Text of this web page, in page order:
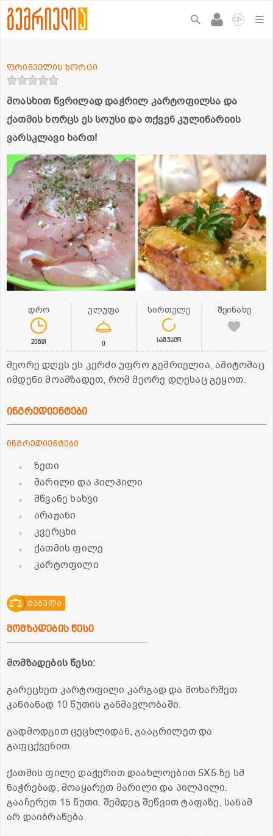
12+
მოასხით წვრილად დაჭრილ კარტოფილსა და
ქათმის ხორცს ეს სოუსი და თქვენ კულინარიის
ვარსკლავი ხართ!
ფრინველის ხორცი
დრო
20წთ
ულუფა
0
სირთულე
საშუალო
შეინახე
მეორე დღეს ეს კერძი უფრო გემრიელია, ამიტომაც
იმდენი მოამზადეთ, რომ მეორე დღესაც გეყოთ.
ინგრედიენტები
ინგრედიენტები
ზეთი
მარილი და პილპილი
მწვანე ხახვი
არაჟანი
კვერცხი
ქათმის ფილე
კარტოფილი
ტაბულა
მომზადების წესი
მომზადების წესი:
გარეცხეთ კარტოფილი კარგად და მოხარშეთ
კანიანად 10 წუთის განმავლობაში.
გადმოდგით ცეცხლიდან, გააგრილეთ და
გაფცქვენით.
ქათმის ფილე დაჭერით დაახლოებით 5X5-ზე სმ
ნაჭრებად, მოაყარეთ მარილი და პილპილი.
გააჩერეთ 15 წუთი. შემდეგ შეწვით ტაფაზე, სანამ
არ დაიბრაწება.